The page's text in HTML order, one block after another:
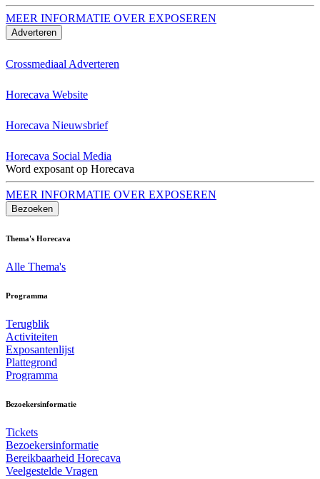
MEER INFORMATIE OVER EXPOSEREN
Adverteren
Crossmediaal Adverteren
Horecava Website
Horecava Nieuwsbrief
Horecava Social Media
Word exposant op Horecava
MEER INFORMATIE OVER EXPOSEREN
Bezoeken
Thema's Horecava
Alle Thema's
Programma
Terugblik
Activiteiten
Exposantenlijst
Plattegrond
Programma
Bezoekersinformatie
Tickets
Bezoekersinformatie
Bereikbaarheid Horecava
Veelgestelde Vragen